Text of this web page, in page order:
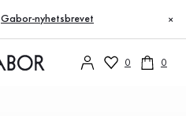
Gabor-nyhetsbrevet ×
0 0